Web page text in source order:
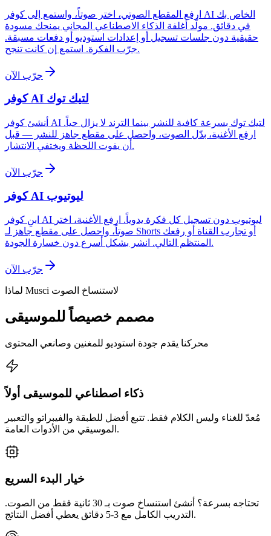
ارفع المقطع الصوتي، اختر صوتاً، واستمع إلى كوفر AI الخاص بك
في دقائق. مولّد أغلفة الذكاء الاصطناعي المجاني يمنحك مسودة
حقيقية دون جلسات تسجيل أو إعدادات استوديو أو دفعات مسبقة.
جرّب الفكرة. استمع إن كانت تنجح.
جرّب الآن
كوفر AI لتيك توك
أنشئ كوفر AI لتيك توك بسرعة كافية للنشر بينما الترند لا يزال حياً.
ارفع الأغنية، بدّل الصوت، واحصل على مقطع جاهز للنشر — قبل
أن يفوت اللحظة ويختفي الانتشار.
جرّب الآن
كوفر AI ليوتيوب
ابنِ كوفر AI ليوتيوب دون تسجيل كل فكرة يدوياً. ارفع الأغنية، اختر
صوتاً، واحصل على مقطع جاهز لـ Shorts أو تجارب القناة أو رفعك
المنتظم التالي. انشر بشكل أسرع دون خسارة الجودة.
جرّب الآن
لماذا Musci لاستنساخ الصوت
مصمم خصيصاً للموسيقى
محركنا يقدم جودة استوديو للمغنين وصانعي المحتوى
ذكاء اصطناعي للموسيقى أولاً
مُعدّ للغناء وليس الكلام فقط. تتبع أفضل للطبقة والفيبراتو والتعبير
الموسيقي من الأدوات العامة.
خيار البدء السريع
تحتاجه بسرعة؟ أنشئ استنساخ صوت بـ 30 ثانية فقط من الصوت.
التدريب الكامل مع 3-5 دقائق يعطي أفضل النتائج.